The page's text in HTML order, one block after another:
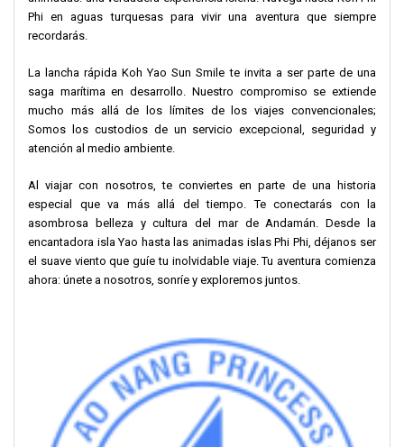
Phi en aguas turquesas para vivir una aventura que siempre
recordarás.
La lancha rápida Koh Yao Sun Smile te invita a ser parte de una
saga marítima en desarrollo. Nuestro compromiso se extiende
mucho más allá de los límites de los viajes convencionales;
Somos los custodios de un servicio excepcional, seguridad y
atención al medio ambiente.
Al viajar con nosotros, te conviertes en parte de una historia
especial que va más allá del tiempo. Te conectarás con la
asombrosa belleza y cultura del mar de Andamán. Desde la
encantadora isla Yao hasta las animadas islas Phi Phi, déjanos ser
el suave viento que guíe tu inolvidable viaje. Tu aventura comienza
ahora: únete a nosotros, sonríe y exploremos juntos.